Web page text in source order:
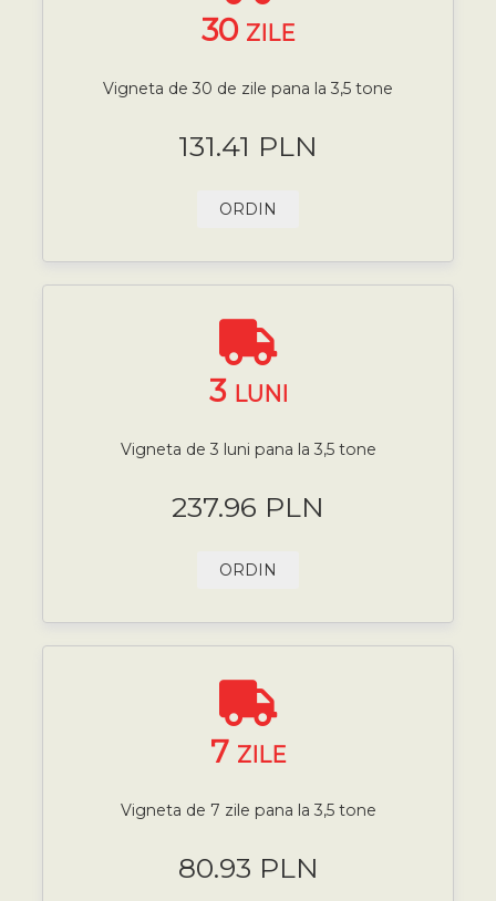
30 ZILE
Vigneta de 30 de zile pana la 3,5 tone
131.41 PLN
ORDIN
3 LUNI
Vigneta de 3 luni pana la 3,5 tone
237.96 PLN
ORDIN
7 ZILE
Vigneta de 7 zile pana la 3,5 tone
80.93 PLN